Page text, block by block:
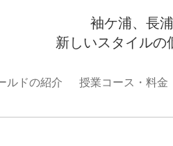
袖ケ浦、長
新しいスタイルの
ルドの紹介 授業コース・料金